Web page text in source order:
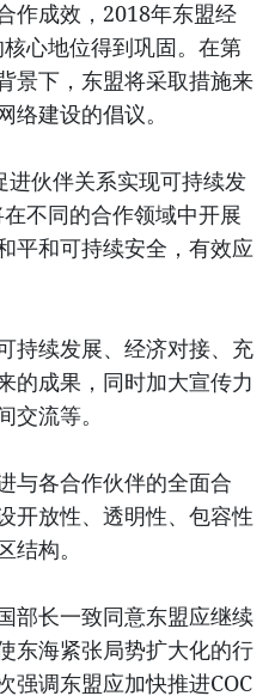
作成效，2018年东盟经
心地位得到巩固。在第
景下，东盟将采取措施来
建设的倡议。
进伙伴关系实现可持续发
不同的合作领域中开展
平和可持续安全，有效应
持续发展、经济对接、充
的成果，同时加大宣传力
流等。
与各合作伙伴的全面合
开放性、透明性、包容性
构。
部长一致同意东盟应继续
东海紧张局势扩大化的行
强调东盟应加快推进COC